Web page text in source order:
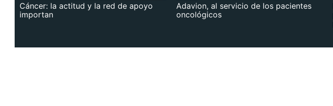
Cáncer: la actitud y la red de apoyo
importan
Adavion, al servicio de los pacientes
oncológicos